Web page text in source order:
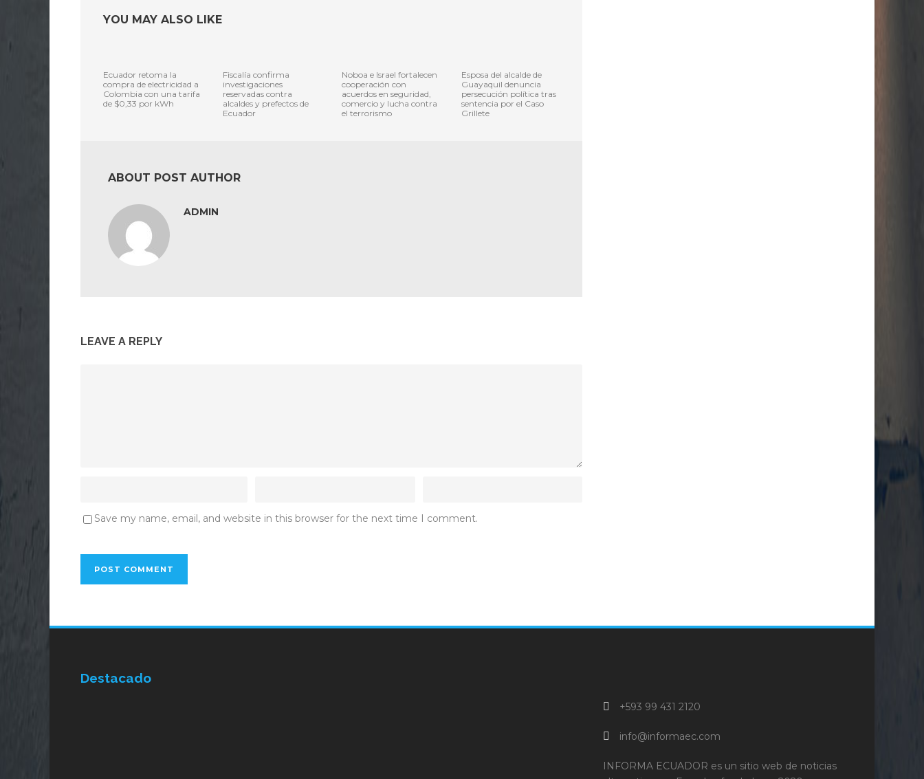
YOU MAY ALSO LIKE
Ecuador retoma la
compra de electricidad a
Colombia con una tarifa
de $0,33 por kWh
Fiscalía confirma
investigaciones
reservadas contra
alcaldes y prefectos de
Ecuador
Noboa e Israel fortalecen
cooperación con
acuerdos en seguridad,
comercio y lucha contra
el terrorismo
Esposa del alcalde de
Guayaquil denuncia
persecución política tras
sentencia por el Caso
Grillete
ABOUT POST AUTHOR
ADMIN
LEAVE A REPLY
Save my name, email, and website in this browser for the next time I comment.
Destacado
+593 99 431 2120
info@informaec.com
INFORMA ECUADOR es un sitio web de noticias